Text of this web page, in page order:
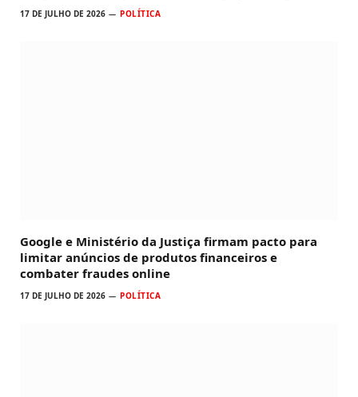
17 DE JULHO DE 2026 POLÍTICA
Google e Ministério da Justiça firmam pacto para
limitar anúncios de produtos financeiros e
combater fraudes online
17 DE JULHO DE 2026 POLÍTICA